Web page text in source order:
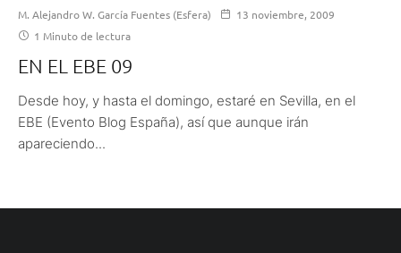
M. Alejandro W. García Fuentes (Esfera)
13 noviembre, 2009
1 Minuto de lectura
EN EL EBE 09
Desde hoy, y hasta el domingo, estaré en Sevilla, en el
EBE (Evento Blog España), así que aunque irán
apareciendo...